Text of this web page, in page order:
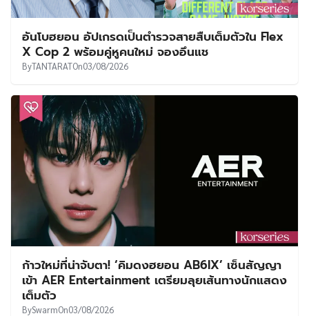
อันโบฮยอน อัปเกรดเป็นตำรวจสายสืบเต็มตัวใน Flex
X Cop 2 พร้อมคู่หูคนใหม่ จองอึนแช
ByTANTARATOn03/08/2026
ก้าวใหม่ที่น่าจับตา! ‘คิมดงฮยอน AB6IX’ เซ็นสัญญา
เข้า AER Entertainment เตรียมลุยเส้นทางนักแสดง
เต็มตัว
BySwarmOn03/08/2026